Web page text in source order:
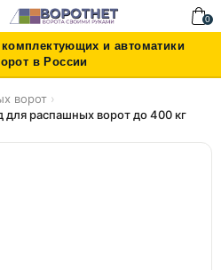
0
и автоматики
в России
ворот ›
распашных ворот до 400 кг